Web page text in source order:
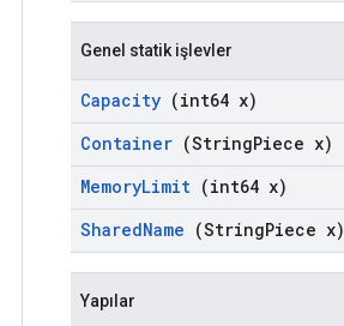
Genel statik işlevler
Capacity (int64 x)
Container (StringPiece x)
MemoryLimit (int64 x)
SharedName (StringPiece x)
Yapılar